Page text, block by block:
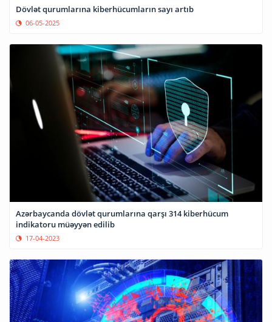
Dövlət qurumlarına kiberhücumların sayı artıb
06-05-2025
Azərbaycanda dövlət qurumlarına qarşı 314 kiberhücum
indikatoru müəyyən edilib
17-04-2023